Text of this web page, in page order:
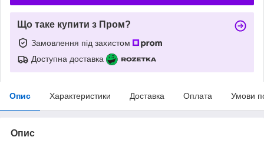
Що таке купити з Пром?
Замовлення під захистом
Доступна доставка
Опис Характеристики Доставка Оплата Умови
Опис